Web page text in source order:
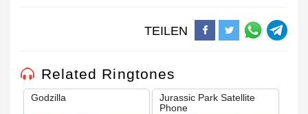
TEILEN
Related Ringtones
Godzilla
Jurassic Park Satellite
Phone